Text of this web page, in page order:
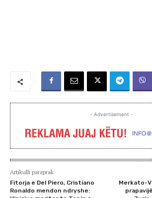
- Advertisement -
Artikulli paraprak
Fitorja e Del Piero, Cristiano
Ronaldo mendon ndryshe:
Merkato-